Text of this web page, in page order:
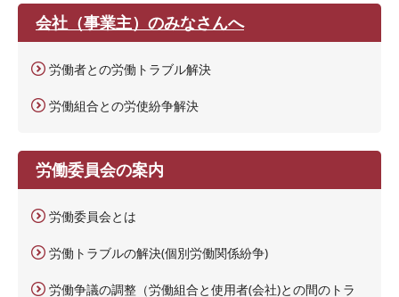
会社（事業主）のみなさんへ
労働者との労働トラブル解決
労働組合との労使紛争解決
労働委員会の案内
労働委員会とは
労働トラブルの解決(個別労働関係紛争)
労働争議の調整（労働組合と使用者(会社)との間のトラ